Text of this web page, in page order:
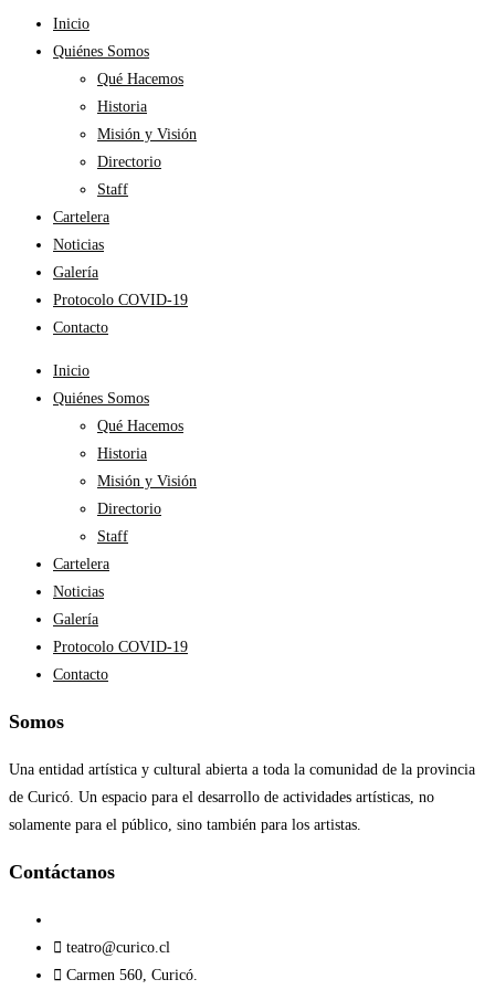
Inicio
Quiénes Somos
Qué Hacemos
Historia
Misión y Visión
Directorio
Staff
Cartelera
Noticias
Galería
Protocolo COVID-19
Contacto
Inicio
Quiénes Somos
Qué Hacemos
Historia
Misión y Visión
Directorio
Staff
Cartelera
Noticias
Galería
Protocolo COVID-19
Contacto
Somos
Una entidad artística y cultural abierta a toda la comunidad de la provincia
de Curicó. Un espacio para el desarrollo de actividades artísticas, no
solamente para el público, sino también para los artistas.
Contáctanos​
teatro@curico.cl
Carmen 560, Curicó.